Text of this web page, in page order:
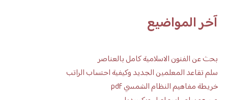
آخر المواضيع
بحث عن الفنون الاسلامية كامل بالعناصر
سلم تقاعد المعلمين الجديد وكيفية احتساب الراتب
خريطة مفاهيم النظام الشمسي pdf